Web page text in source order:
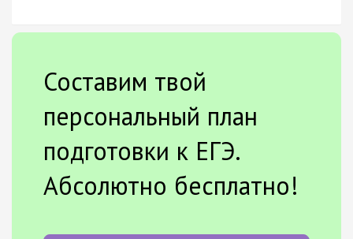
Составим твой
персональный план
подготовки к ЕГЭ.
Абсолютно бесплатно!